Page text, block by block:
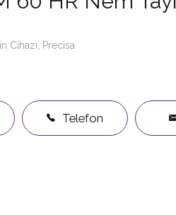
Cihazı Precisa
Telefon